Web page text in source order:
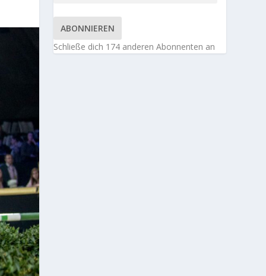
ABONNIEREN
Schließe dich 174 anderen Abonnenten an